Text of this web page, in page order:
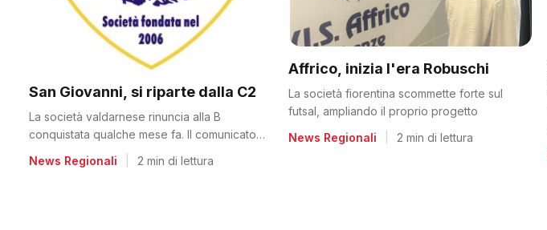
San Giovanni, si riparte dalla C2
La società valdarnese rinuncia alla B
conquistata qualche mese fa. Il comunicato
News Regionali 2 min di lettura
Affrico, inizia l'era Robuschi
La società fiorentina scommette forte sul
futsal, ampliando il proprio progetto
News Regionali
2 min di lettura